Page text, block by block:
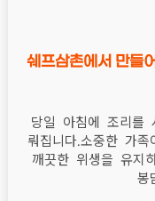
쉐프삼촌에서 만들
당일 아침에 조리를
뤄집니다. 소중한 가
깨끗한 위생을 유지
봉